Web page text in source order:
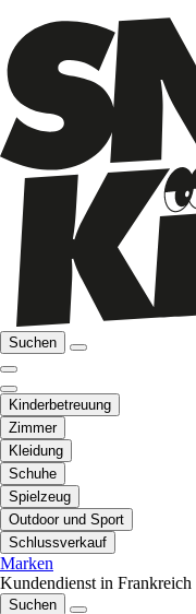
Suchen
Kinderbetreuung
Zimmer
Kleidung
Schuhe
Spielzeug
Outdoor und Sport
Schlussverkauf
Marken
Kundendienst in Frankreich
Suchen